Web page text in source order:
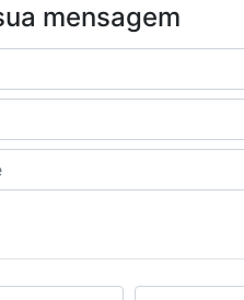
mensagem